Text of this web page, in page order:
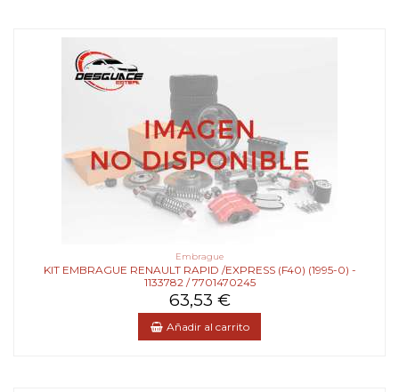
Embrague
KIT EMBRAGUE RENAULT RAPID /EXPRESS (F40) (1995-0) -
1133782 / 7701470245
63,53 €
Añadir al carrito